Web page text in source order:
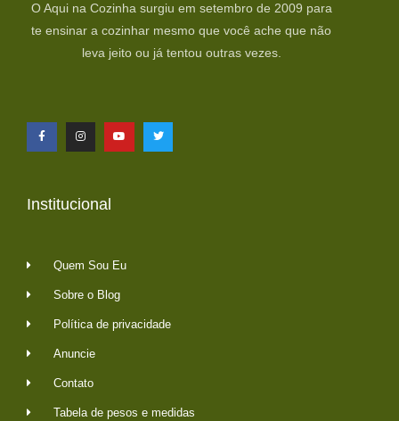
O Aqui na Cozinha surgiu em setembro de 2009 para
te ensinar a cozinhar mesmo que você ache que não
leva jeito ou já tentou outras vezes.
Institucional
Quem Sou Eu
Sobre o Blog
Política de privacidade
Anuncie
Contato
Tabela de pesos e medidas